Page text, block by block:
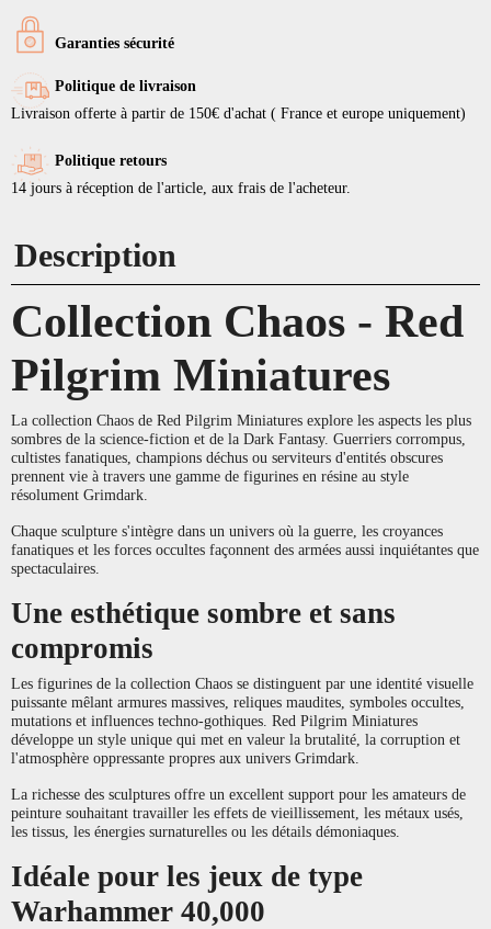
Garanties sécurité
Politique de livraison
Livraison offerte à partir de 150€ d'achat ( France et europe uniquement)
Politique retours
14 jours à réception de l'article, aux frais de l'acheteur.
Description
Collection Chaos - Red
Pilgrim Miniatures
La collection Chaos de Red Pilgrim Miniatures explore les aspects les plus
sombres de la science-fiction et de la Dark Fantasy. Guerriers corrompus,
cultistes fanatiques, champions déchus ou serviteurs d'entités obscures
prennent vie à travers une gamme de figurines en résine au style
résolument Grimdark.
Chaque sculpture s'intègre dans un univers où la guerre, les croyances
fanatiques et les forces occultes façonnent des armées aussi inquiétantes que
spectaculaires.
Une esthétique sombre et sans
compromis
Les figurines de la collection Chaos se distinguent par une identité visuelle
puissante mêlant armures massives, reliques maudites, symboles occultes,
mutations et influences techno-gothiques. Red Pilgrim Miniatures
développe un style unique qui met en valeur la brutalité, la corruption et
l'atmosphère oppressante propres aux univers Grimdark.
La richesse des sculptures offre un excellent support pour les amateurs de
peinture souhaitant travailler les effets de vieillissement, les métaux usés,
les tissus, les énergies surnaturelles ou les détails démoniaques.
Idéale pour les jeux de type
Warhammer 40,000